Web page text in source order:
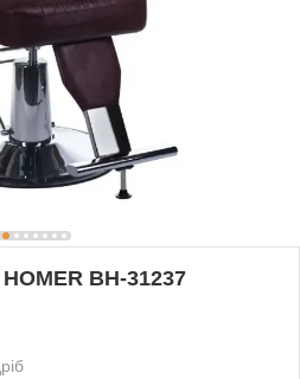
BH-31237